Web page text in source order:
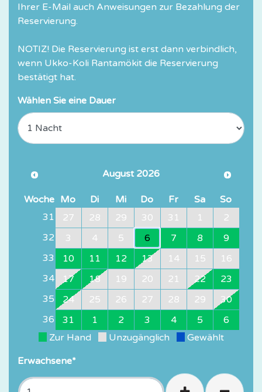
Ihrer E-Mail auch Anweisungen zur Bezahlung der
Reservierung.
NOTIZ! Die Reservierung ist erst dann verbindlich,
wenn Ukko-Koli Rantamökit die Reservierung
bestätigt hat.
Wählen Sie eine Dauer
August 2026
Woche Mo Di Mi Do Fr Sa
So
31
27 28 29 30 31 1
2
32
3 4 5 6 7 8
9
33
10 11 12 13 14 15
16
34
17 18 19 20 21 22
23
35
24 25 26 27 28 29
30
36
31 1 2 3 4 5
6
Zur Hand
Unzugänglich
Gewählt
Erwachsene*